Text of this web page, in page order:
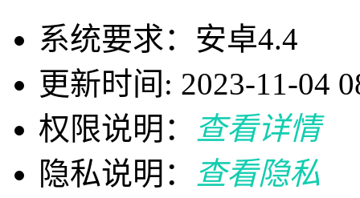
系统要求：安卓4.4
更新时间: 2023-11-04
权限说明：
查看详情
隐私说明：
查看隐私